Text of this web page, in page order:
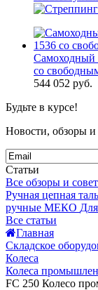
Самоходный
со
544 052 руб.
Будьте в курсе!
Новости, обзоры и
Статьи
Все обзоры и
Ручная цепная
ручные МЕКО
Все статьи
Главная
Складское
Колеса
Колеса
FC 250 Колесо